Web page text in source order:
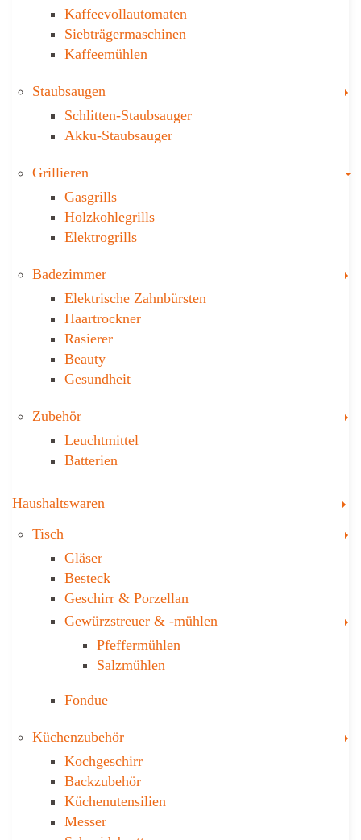
Kaffeevollautomaten
Siebträgermaschinen
Kaffeemühlen
Staubsaugen
Schlitten-Staubsauger
Akku-Staubsauger
Grillieren
Gasgrills
Holzkohlegrills
Elektrogrills
Badezimmer
Elektrische Zahnbürsten
Haartrockner
Rasierer
Beauty
Gesundheit
Zubehör
Leuchtmittel
Batterien
Haushaltswaren
Tisch
Gläser
Besteck
Geschirr & Porzellan
Gewürzstreuer­ & -mühlen
Pfeffermühlen
Salzmühlen
Fondue
Küchenzubehör
Kochgeschirr
Backzubehör
Küchenutensilien
Messer